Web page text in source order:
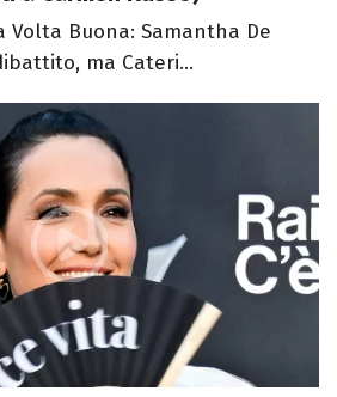
Volta Buona: Samantha De
ma Cateri...